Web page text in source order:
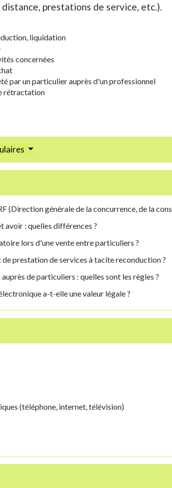
prestations de service, etc.).
liquidation
concernées
par un particulier auprès d'un professionnel
rétractation
(Direction générale de la concurrence, de la
avoir : quelles différences ?
lors d'une vente entre particuliers ?
prestation de services à tacite reconduction ?
de particuliers : quelles sont les règles ?
a-t-elle une valeur légale ?
(téléphone, internet, télévision)